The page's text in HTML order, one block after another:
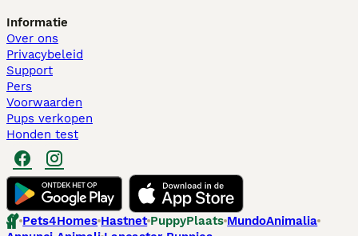
Informatie
Over ons
Privacybeleid
Support
Pers
Voorwaarden
Pups verkopen
Honden test
Pets4Homes Hastnet PuppyPlaats MundoAnimalia